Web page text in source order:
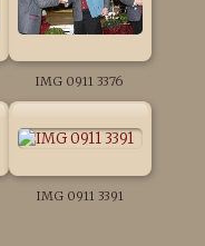
IMG 0911 3376
IMG 0911 3391